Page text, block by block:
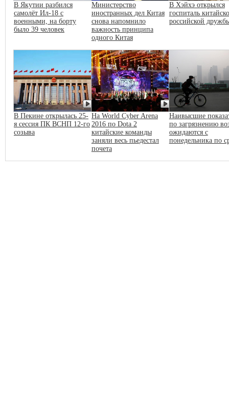
В Якутии разбился
самолёт Ил-18 с
военными, на борту
было 39 человек
Министерство
иностранных дел Китая
снова напомнило
важность принципа
одного Китая
В Хэйхэ открылся
госпиталь
российской
В Пекине открылась 25-
я сессия ПК ВСНП 12-го
созыва
На World Cyber Arena
2016 по Dota 2
китайские команды
заняли весь пьедестал
почета
Наивысшие
по загрязнению
ожидаются с
понедельника по